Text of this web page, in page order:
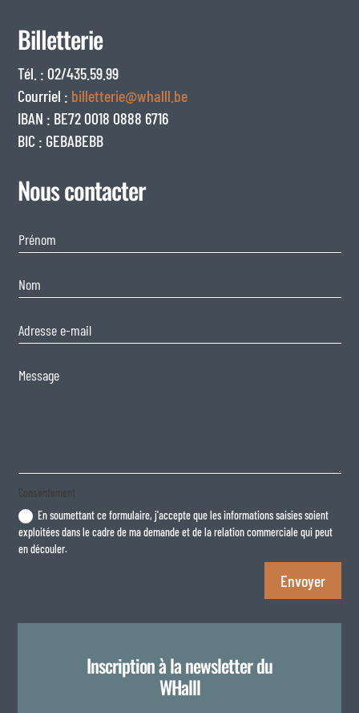
Billetterie
Tél. : 02/435.59.99
Courriel : billetterie@whalll.be
IBAN : BE72 0018 0888 6716
BIC : GEBABEBB
Nous contacter
Consentement
En soumettant ce formulaire, j'accepte que les informations saisies soient
exploitées dans le cadre de ma demande et de la relation commerciale qui peut
en découler.
Envoyer
Inscription à la newsletter du
WHalll